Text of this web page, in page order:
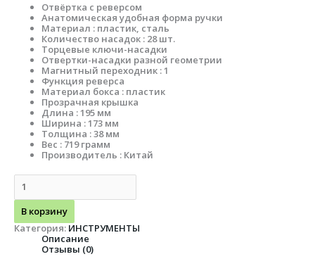
Отвёртка с реверсом
Анатомическая удобная форма ручки
Материал : пластик, сталь
Количество насадок : 28 шт.
Торцевые ключи-насадки
Отвертки-насадки разной геометрии
Магнитный переходник : 1
Функция реверса
Материал бокса : пластик
Прозрачная крышка
Длина : 195 мм
Ширина : 173 мм
Толщина : 38 мм
Вес : 719 грамм
Производитель : Китай
В корзину
Категория: ИНСТРУМЕНТЫ
Описание
Отзывы (0)